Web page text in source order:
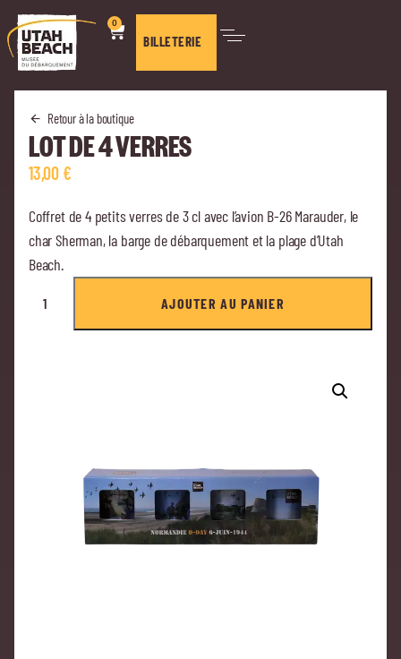
0
BILLETERIE
Retour à la boutique
LOT DE 4 VERRES
13,00€
Coffret de 4 petits verres de 3 cl avec l’avion B-26 Marauder, le
char Sherman, la barge de débarquement et la plage d’Utah
Beach.
AJOUTER AU PANIER